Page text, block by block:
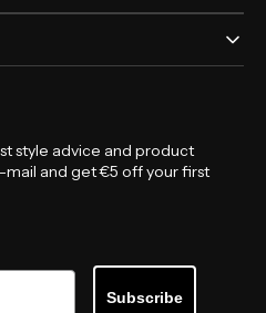
style advice and product
mail and get €5 off your first
Subscribe